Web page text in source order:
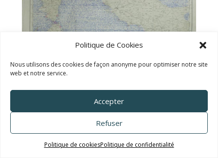
Politique de Cookies
Nous utilisons des cookies de façon anonyme pour optimiser notre site
web et notre service.
Accepter
Refuser
Politique de cookiesPolitique de confidentialité